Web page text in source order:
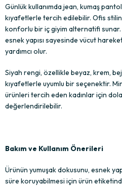
Günlük kullanımda jean, kumaş
kıyafetlerle tercih edilebilir. Ofis
konforlu bir iç giyim alternatifi
esnek yapısı sayesinde vücut
yardımcı olur.
Siyah rengi, özellikle beyaz, krem,
kıyafetlerle uyumlu bir seçenektir.
ürünleri tercih eden kadınlar için
değerlendirilebilir.
Bakım ve Kullanım Önerileri
Ürünün yumuşak dokusunu, esnek
süre koruyabilmesi için ürün